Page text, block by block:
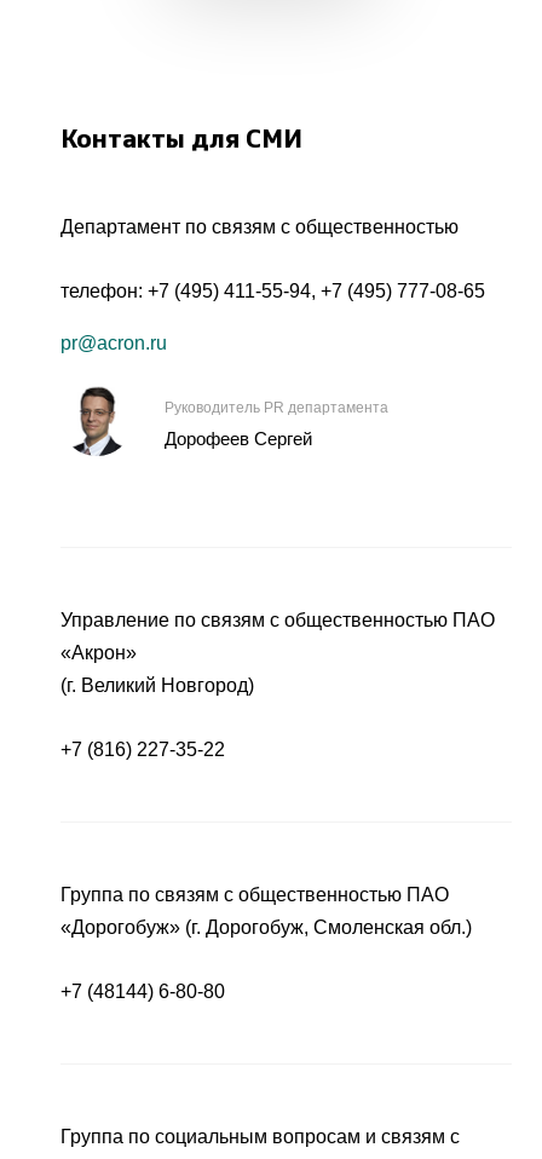
Контакты для СМИ
Департамент по связям с общественностью
телефон: +7 (495) 411-55-94, +7 (495) 777-08-65
pr@acron.ru
Руководитель PR департамента
Дорофеев Сергей
Управление по связям с общественностью ПАО
«Акрон»
(г. Великий Новгород)
+7 (816) 227-35-22
Группа по связям с общественностью ПАО
«Дорогобуж» (г. Дорогобуж, Смоленская обл.)
+7 (48144) 6-80-80
Группа по социальным вопросам и связям с